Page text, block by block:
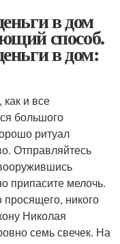
в дом
способ.
в дом:
и все
большого
ритуал
Отправляйтесь
припасите мелочь.
никого
Николая
семь свечек. На